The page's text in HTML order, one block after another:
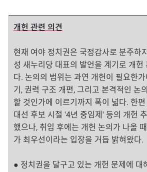
개헌 관련 의견
현재 여야 정치권은 국정감사로 분주하
성 새누리당 대표의 발언을 계기로 개헌
다. 논의의 범위는 과연 개헌이 필요한
기, 권력 구조 개편, 그리고 본격적인 논
할 것인가에 이르기까지 폭이 넓다. 한
대선 후보 시절 '4년 중임제' 등의 개헌
했으나, 취임 후에는 개헌 논의가 나올
가 최우선이라는 입장을 거듭 밝혀왔다.
● 정치권을 달구고 있는 개헌 문제에 대